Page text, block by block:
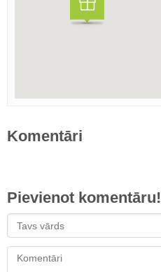
Komentāri
Pievienot komentāru!